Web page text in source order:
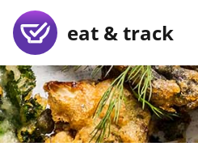
eat & track